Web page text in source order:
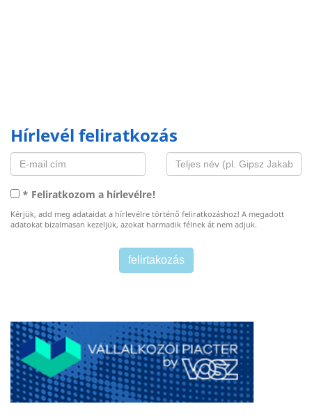
Hírlevél feliratkozás
* Feliratkozom a hírlevélre!
Kérjük, add meg adataidat a hírlevélre történő feliratkozáshoz! A megadott
adatokat bizalmasan kezeljük, azokat harmadik félnek át nem adjuk.